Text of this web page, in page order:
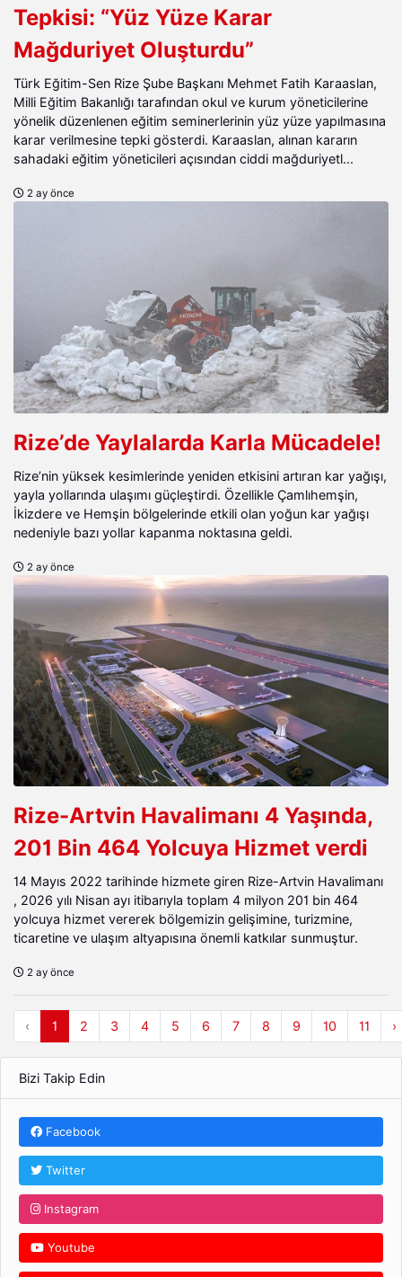
Tepkisi: “Yüz Yüze Karar
Mağduriyet Oluşturdu”
Türk Eğitim-Sen Rize Şube Başkanı Mehmet Fatih Karaaslan,
Milli Eğitim Bakanlığı tarafından okul ve kurum yöneticilerine
yönelik düzenlenen eğitim seminerlerinin yüz yüze yapılmasına
karar verilmesine tepki gösterdi. Karaaslan, alınan kararın
sahadaki eğitim yöneticileri açısından ciddi mağduriyetl...
2 ay önce
Rize’de Yaylalarda Karla Mücadele!
Rize’nin yüksek kesimlerinde yeniden etkisini artıran kar yağışı,
yayla yollarında ulaşımı güçleştirdi. Özellikle Çamlıhemşin,
İkizdere ve Hemşin bölgelerinde etkili olan yoğun kar yağışı
nedeniyle bazı yollar kapanma noktasına geldi.
2 ay önce
Rize-Artvin Havalimanı 4 Yaşında,
201 Bin 464 Yolcuya Hizmet verdi
14 Mayıs 2022 tarihinde hizmete giren Rize-Artvin Havalimanı
, 2026 yılı Nisan ayı itibarıyla toplam 4 milyon 201 bin 464
yolcuya hizmet vererek bölgemizin gelişimine, turizmine,
ticaretine ve ulaşım altyapısına önemli katkılar sunmuştur.
2 ay önce
‹ 1 2 3 4 5 6 7 8 9 10 11 ›
Bizi Takip Edin
Facebook
Twitter
Instagram
Youtube